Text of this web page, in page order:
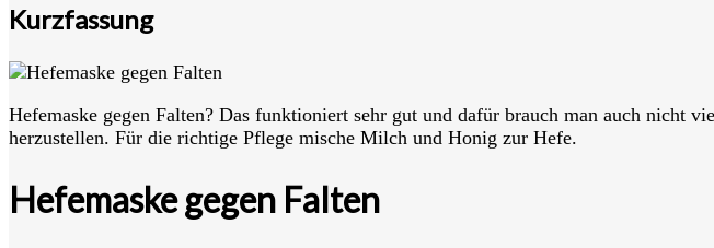
Kurzfassung
Hefemaske gegen Falten? Das funktioniert sehr gut und dafür brauch man auch nicht
herzustellen. Für die richtige Pflege mische Milch und Honig zur Hefe.
Hefemaske gegen Falten